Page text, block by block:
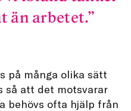
än arbetet.
på många olika sätt
så att det motsvarar
behövs ofta hjälp från